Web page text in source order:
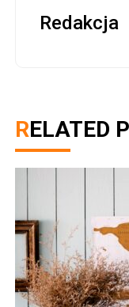
Redakcja
RELATED